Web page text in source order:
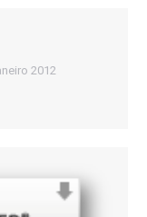
2012